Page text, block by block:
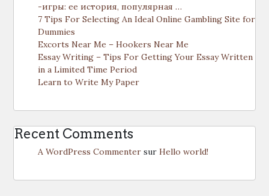
-игры: ее история, популярная …
7 Tips For Selecting An Ideal Online Gambling Site for
Dummies
Excorts Near Me – Hookers Near Me
Essay Writing – Tips For Getting Your Essay Written
in a Limited Time Period
Learn to Write My Paper
Recent Comments
A WordPress Commenter sur Hello world!